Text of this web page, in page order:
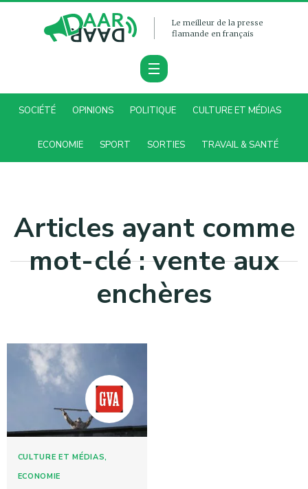
Le meilleur de la presse
flamande en français
SOCIÉTÉ OPINIONS POLITIQUE CULTURE ET MÉDIAS
ECONOMIE SPORT SORTIES TRAVAIL & SANTÉ
Articles ayant comme
mot-clé : vente aux
enchères
CULTURE ET MÉDIAS,
ECONOMIE